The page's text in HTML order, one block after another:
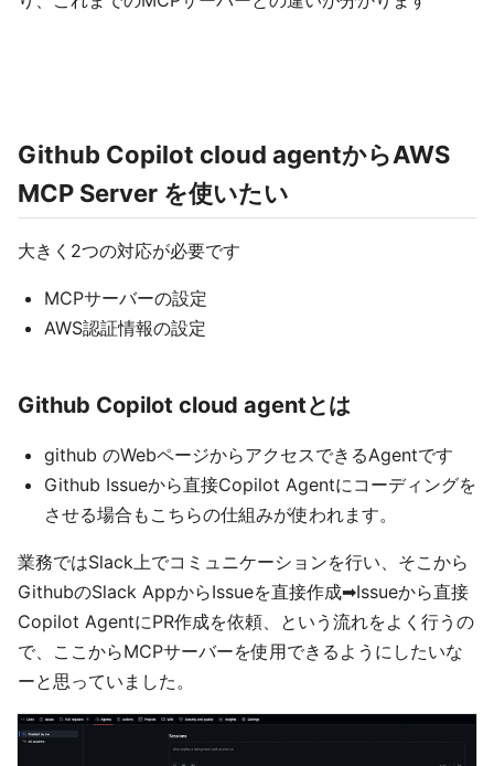
Github Copilot cloud agentからAWS
MCP Server を使いたい
大きく2つの対応が必要です
MCPサーバーの設定
AWS認証情報の設定
Github Copilot cloud agentとは
github のWebページからアクセスできるAgentです
Github Issueから直接Copilot Agentにコーディングを
させる場合もこちらの仕組みが使われます。
業務ではSlack上でコミュニケーションを行い、そこから
GithubのSlack AppからIssueを直接作成➡Issueから直接
Copilot AgentにPR作成を依頼、という流れをよく行うの
で、ここからMCPサーバーを使用できるようにしたいな
ーと思っていました。